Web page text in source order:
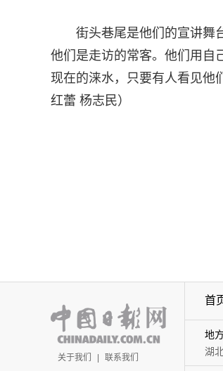
街头巷尾是他们的宣讲舞
他们是走访的常客。他们用自
现在的涞水，只要有人看见他
红蕾 杨志民）
关于我们 | 联系我们
首
地
湖